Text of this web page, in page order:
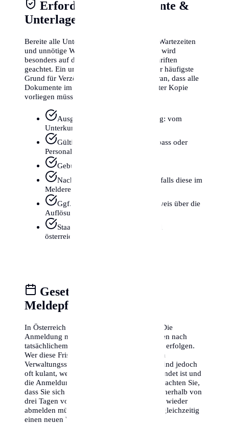
Erforderliche Dokumente &
Unterlagen
Bereite alle Unterlagen sorgfältig vor, um Wartezeiten
und unnötige Wege zu vermeiden. In Linz wird
besonders auf die Richtigkeit der Unterschriften
geachtet. Ein unvollständiger Antrag ist der häufigste
Grund für Verzögerungen. Denken Sie daran, dass alle
Dokumente im Original oder in beglaubigter Kopie
vorliegen müssen.
Ausgefüllter Meldezettel (wichtig: vom
Unterkunftgeber unterschrieben!)
Gültiges Reisedokument (Reisepass oder
Personalausweis)
Geburtsurkunde (im Original)
Nachweis akademischer Grade (falls diese im
Melderegister stehen sollen)
Ggf. Heiratsurkunde oder Nachweis über die
Auflösung der Ehe
Staatsbürgerschaftsnachweis (bei
österreichischen Staatsbürgern)
Gesetzliche Fristen &
Meldepflicht
In Österreich gilt eine strikte Meldepflicht. Die
Anmeldung muss innerhalb von 3 Werktagen nach
tatsächlichem Bezug der Unterkunft in Linz erfolgen.
Wer diese Frist versäumt, riskiert theoretisch
Verwaltungsstrafen. Die Behörden in Linz sind jedoch
oft kulant, wenn die Verzögerung gut begründet ist und
die Anmeldung zeitnah nachgeholt wird. Beachten Sie,
dass Sie sich bei einem Wegzug aus Linz innerhalb von
drei Tagen vor oder nach dem Auszug auch wieder
abmelden müssen, es sei denn, Sie melden gleichzeitig
einen neuen Wohnsitz in Österreich an.